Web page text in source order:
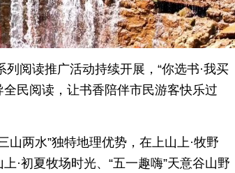
阅读推广活动持续开展，“你选书·我买
全民阅读，让书香陪伴市民游客快乐过
山两水”独特地理优势，在上山上·牧野
·初夏牧场时光、“五一趣嗨”天意谷山野